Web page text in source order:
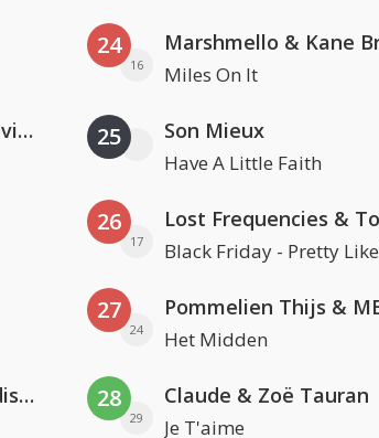
PAWSA & The Adventures Of Stevie V
David Guetta & Alesso feat. Madison Love
24
16
Marshmello & Kane
Miles On It
25 Son Mieux
Have A Little Faith
26
17
Lost Frequencies &
Black Friday - Pretty
27
24
Pommelien Thijs &
Het Midden
28
29
Claude & Zoë Tauran
Je T'aime